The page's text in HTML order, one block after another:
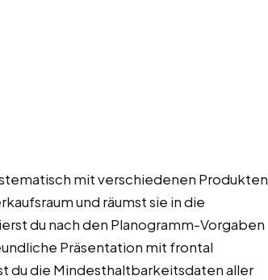
mit verschiedenen Produkten
und räumst sie in die
du nach den Planogramm-Vorgaben
Präsentation mit frontal
du die Mindesthaltbarkeitsdaten aller